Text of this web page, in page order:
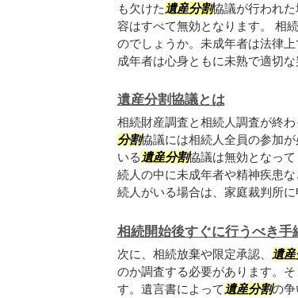
も欠けた 遺産分割協議が行われ
容はすべて無効となります。 相
のでしょうか。未成年者は法律
成年者は心身ともに未熟で適切
遺産分割協議とは
相続財産調査と相続人調査が終わ
分割協議には相続人全員の参加
いる 遺産分割協議は無効となっ
続人の中に未成年者や精神疾患
続人がいる場合は、家庭裁判所
相続開始後すぐに行うべき手
次に、相続放棄や限定承認、 遺産
のか調査する必要があります。
す。遺言書によって 遺産分割の争